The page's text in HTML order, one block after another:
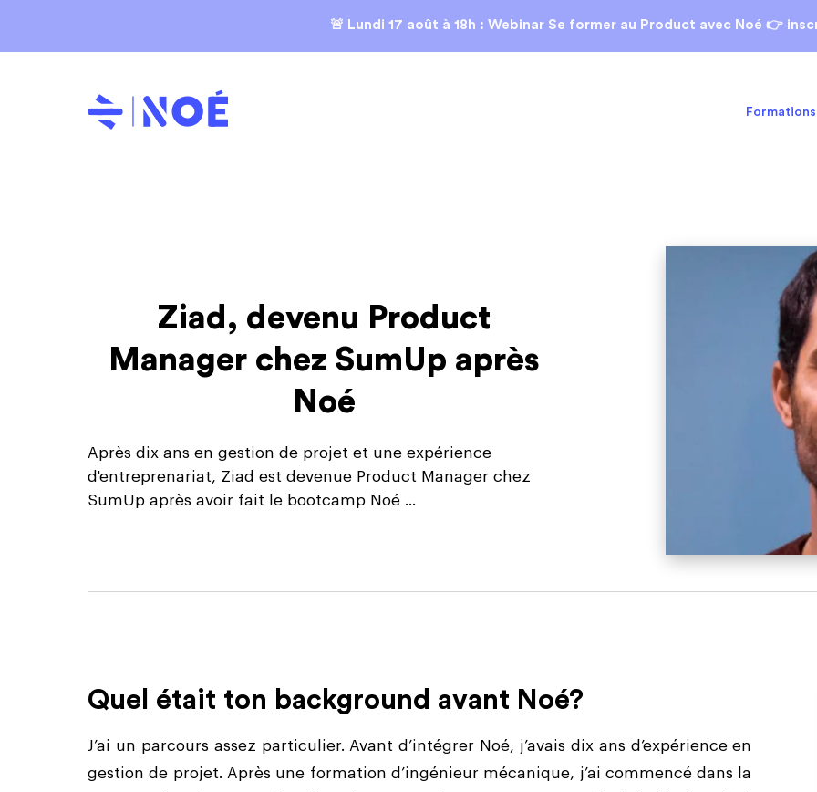
🚨 Lundi 17 août à 18h : Webinar Se former au Product avec Noé 👉
Formations
Ziad, devenu Product
Manager chez SumUp après
Noé
Après dix ans en gestion de projet et une expérience
d'entreprenariat, Ziad est devenue Product Manager chez
SumUp après avoir fait le bootcamp Noé ...
Quel était ton background avant Noé?
J’ai un parcours assez particulier. Avant d’intégrer Noé, j’avais dix ans d’expérience en
gestion de projet. Après une formation d’ingénieur mécanique, j’ai commencé dans la